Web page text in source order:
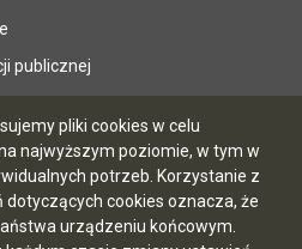
pliki cookies w celu
najwyższym poziomie, w tym w
potrzeb. Korzystanie z
cookies oznacza, że
urządzeniu końcowym.
publicznej